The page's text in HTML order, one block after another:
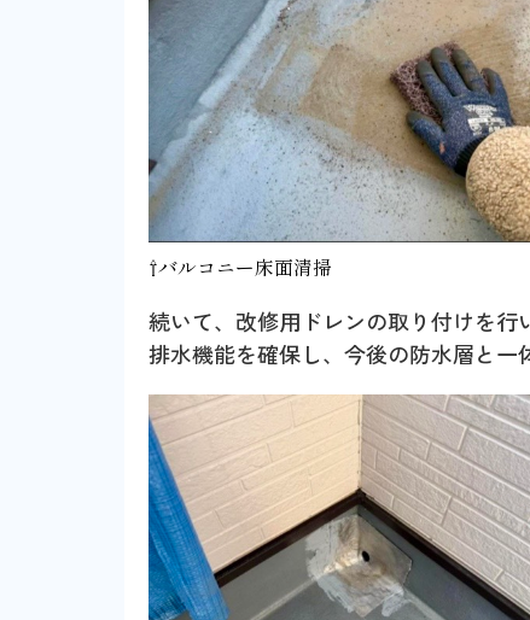
⇧バルコニー床面清掃
続いて、改修用ドレンの取り付けを行
排水機能を確保し、今後の防水層と一